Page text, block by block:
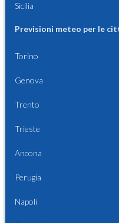
Sicilia
Previsioni meteo per le
Torino
Genova
Trento
Trieste
Ancona
Perugia
Napoli